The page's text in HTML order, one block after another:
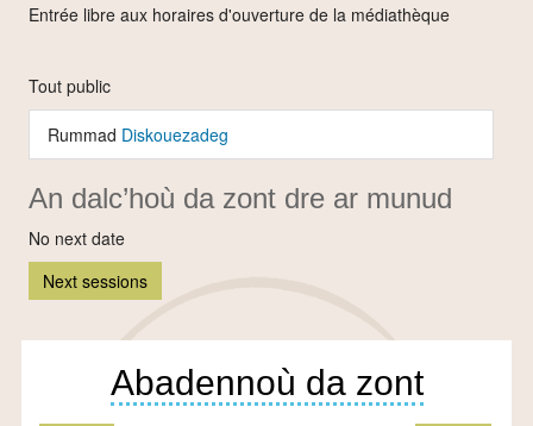
Entrée libre aux horaires d'ouverture de la médiathèque
Tout public
Rummad Diskouezadeg
An dalc’hoù da zont dre ar munud
No next date
Next sessions
Abadennoù da zont